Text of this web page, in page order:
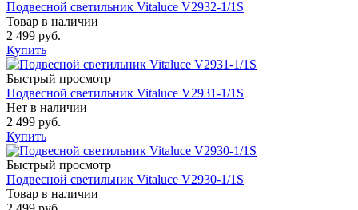
Подвесной светильник Vitaluce V2932-1/1S
Товар в наличии
2 499 руб.
Купить
Быстрый просмотр
Подвесной светильник Vitaluce V2931-1/1S
Нет в наличии
2 499 руб.
Купить
Быстрый просмотр
Подвесной светильник Vitaluce V2930-1/1S
Товар в наличии